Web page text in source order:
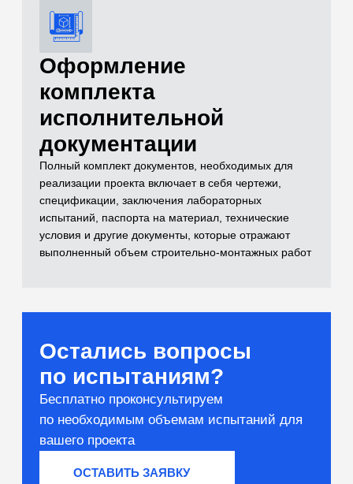
и лабораторные
испытания)
для расчетов оснований
[02]
Бетоны и растворы
Контроль качества монолитных
[03]
Нерудные материалы
[04]
Вяжущие и сырьё
Тестирование компонентов